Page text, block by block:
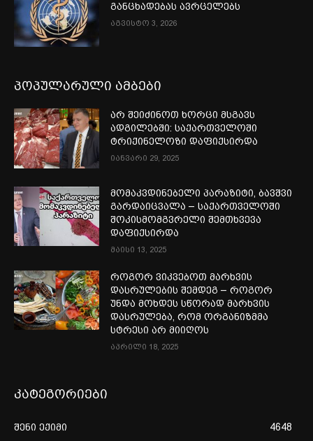
განცხადებას ავრცელებს
აგვისტო 3, 2026
პოპულარული ამბები
არ შეიძინოთ ხორცი მსგავს
ადგილებში: საქართველოში
ტრიქინელოზი დაფიქსირდა
იანვარი 29, 2025
მომაკვდინებელი პარაზიტი, ბავშვი
გარდაიცვალა – საქართველოში
შოკისმომგვრელი შემთხვევა
დაფიქსირდა
მაისი 13, 2025
როგორ ვიკვებოთ მარხვის
დასრულების შემდეგ – როგორ
უნდა მოხდეს სწორად მარხვის
დასრულება, რომ ორგანიზმმა
სტრესი არ მიიღოს
აპრილი 18, 2025
კატეგორიები
შენი ექიმი
4648